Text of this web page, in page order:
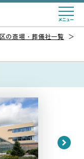
の斎場・葬儀社一覧
＞